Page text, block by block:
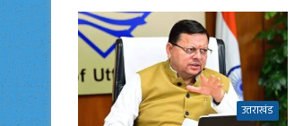
उत्तराखंड